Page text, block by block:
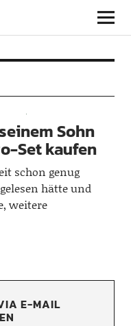
Sohn
Set kaufen
schon genug
hätte und
weitere
E-MAIL